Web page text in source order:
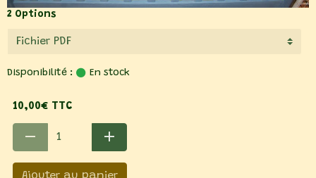
2 Options
Disponibilité : En stock
10,00€ TTC